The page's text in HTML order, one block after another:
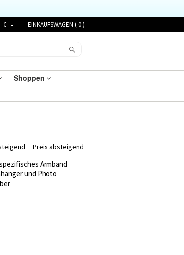
€ EINKAUFSWAGEN (0)
Shoppen
Preis absteigend